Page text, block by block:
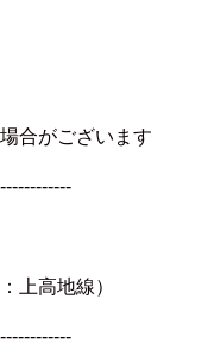
合がございます
上高地線）